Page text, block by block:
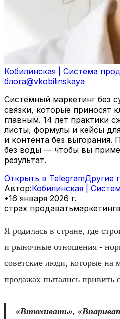
Кобилинская | Система
блога@vkobilinskaya
Системный маркетинг без
связки, которые приносят
главным. 14 лет практики
листы, формулы и кейсы
и контента без выгорания.
без воды — чтобы вы
результат.
Открыть в TelegramДругие
Автор:Кобилинская |
•16 января 2026 г.
страх продаватьмаркетинг
Я родилась в стране, где
и рыночные отношения -
советские люди, которые на
продажах пытались привить
«Втюхивать»,